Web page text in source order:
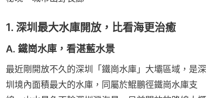
1. 深圳最大水庫開放，比看海更治癒
A. 鐵崗水庫，看湛藍水景
最近剛開放不久的深圳「鐵崗水庫」大壩區域，是深
圳境內面積最大的水庫，同屬於鯤鵬徑鐵崗水庫支